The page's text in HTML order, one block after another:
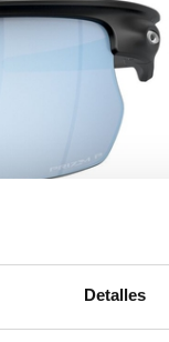
Detalles